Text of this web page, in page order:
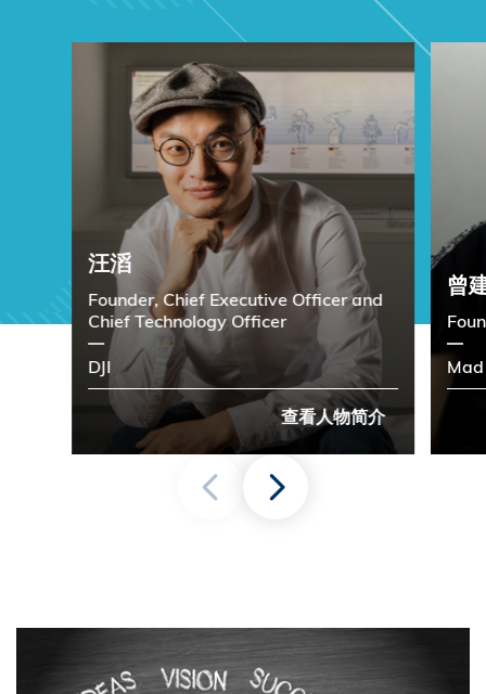
汪滔
Founder, Chief Executive Officer and
Chief Technology Officer
DJI
查看人物简介
曾